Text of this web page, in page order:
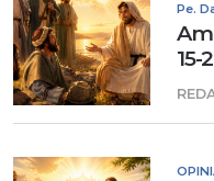
Pe.
15-